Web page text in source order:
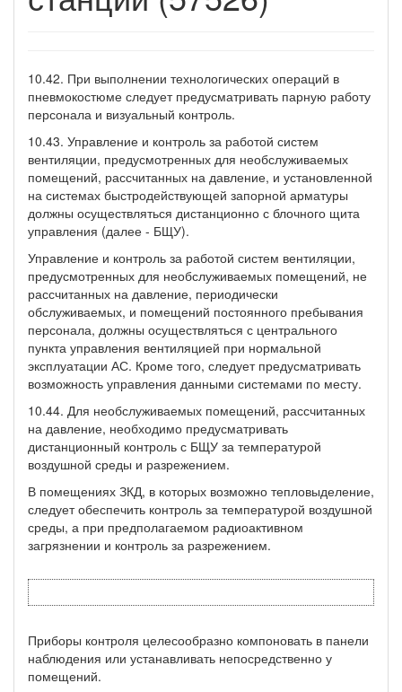
10.42. При выполнении технологических операций в
пневмокостюме следует предусматривать парную работу
персонала и визуальный контроль.
10.43. Управление и контроль за работой систем
вентиляции, предусмотренных для необслуживаемых
помещений, рассчитанных на давление, и установленной
на системах быстродействующей запорной арматуры
должны осуществляться дистанционно с блочного щита
управления (далее - БЩУ).
Управление и контроль за работой систем вентиляции,
предусмотренных для необслуживаемых помещений, не
рассчитанных на давление, периодически
обслуживаемых, и помещений постоянного пребывания
персонала, должны осуществляться с центрального
пункта управления вентиляцией при нормальной
эксплуатации АС. Кроме того, следует предусматривать
возможность управления данными системами по месту.
10.44. Для необслуживаемых помещений, рассчитанных
на давление, необходимо предусматривать
дистанционный контроль с БЩУ за температурой
воздушной среды и разрежением.
В помещениях ЗКД, в которых возможно тепловыделение,
следует обеспечить контроль за температурой воздушной
среды, а при предполагаемом радиоактивном
загрязнении и контроль за разрежением.
Приборы контроля целесообразно компоновать в панели
наблюдения или устанавливать непосредственно у
помещений.